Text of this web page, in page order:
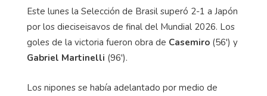
Este lunes la Selección de Brasil superó 2-1 a Japón
por los dieciseisavos de final del Mundial 2026. Los
goles de la victoria fueron obra de Casemiro (56') y
Gabriel Martinelli (96').
Los nipones se había adelantado por medio de